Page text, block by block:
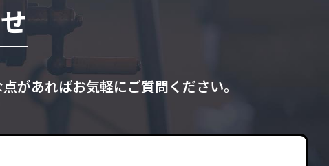
があればお気軽にご質問ください。